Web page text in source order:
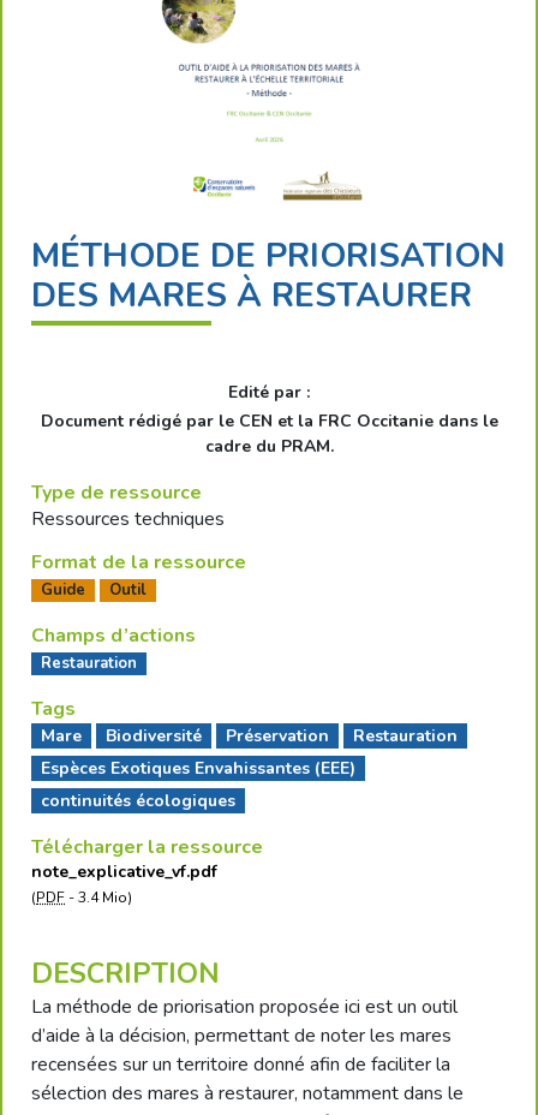
MÉTHODE DE PRIORISATION
DES MARES À RESTAURER
Edité par :
Document rédigé par le CEN et la FRC Occitanie dans le
cadre du PRAM.
Type de ressource
Ressources techniques
Format de la ressource
Guide Outil
Champs d’actions
Restauration
Tags
Mare Biodiversité Préservation
Restauration
Espèces Exotiques Envahissantes (EEE)
continuités écologiques
Télécharger la ressource
note_explicative_vf.pdf
(PDF -3.4 Mio)
DESCRIPTION
La méthode de priorisation proposée ici est un outil
d’aide à la décision, permettant de noter les mares
recensées sur un territoire donné afin de faciliter la
sélection des mares à restaurer, notamment dans le